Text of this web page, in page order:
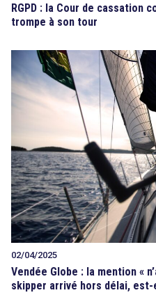
RGPD : la Cour de cassation
trompe à son tour
02/04/2025
Vendée Globe : la mention «
skipper arrivé hors délai, est-